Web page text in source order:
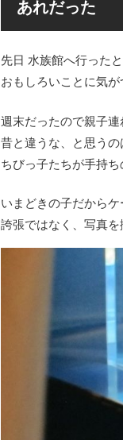
あれだった
先日 水族館へ行った
おもしろいことに気が
週末だったので親子連
昔と違うな、と思うの
ちびっ子たちが手持ち
いまどきの子だからケ
誇張ではなく、写真